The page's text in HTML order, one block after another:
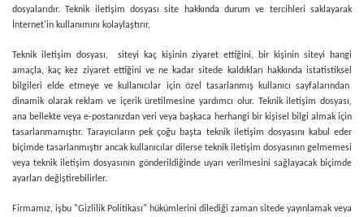
dosyalarıdır. Teknik iletişim dosyası site hakkında durum ve tercihleri saklayarak
İnternet'in kullanımını kolaylaştırır.
Teknik iletişim dosyası, siteyi kaç kişinin ziyaret ettiğini, bir kişinin siteyi hangi
amaçla, kaç kez ziyaret ettiğini ve ne kadar sitede kaldıkları hakkında istatistiksel
bilgileri elde etmeye ve kullanıcılar için özel tasarlanmış kullanıcı sayfalarından
dinamik olarak reklam ve içerik üretilmesine yardımcı olur. Teknik iletişim dosyası,
ana bellekte veya e-postanızdan veri veya başkaca herhangi bir kişisel bilgi almak için
tasarlanmamıştır. Tarayıcıların pek çoğu başta teknik iletişim dosyasını kabul eder
biçimde tasarlanmıştır ancak kullanıcılar dilerse teknik iletişim dosyasının gelmemesi
veya teknik iletişim dosyasının gönderildiğinde uyarı verilmesini sağlayacak biçimde
ayarları değiştirebilirler.
Firmamız, işbu "Gizlilik Politikası" hükümlerini dilediği zaman sitede yayınlamak veya